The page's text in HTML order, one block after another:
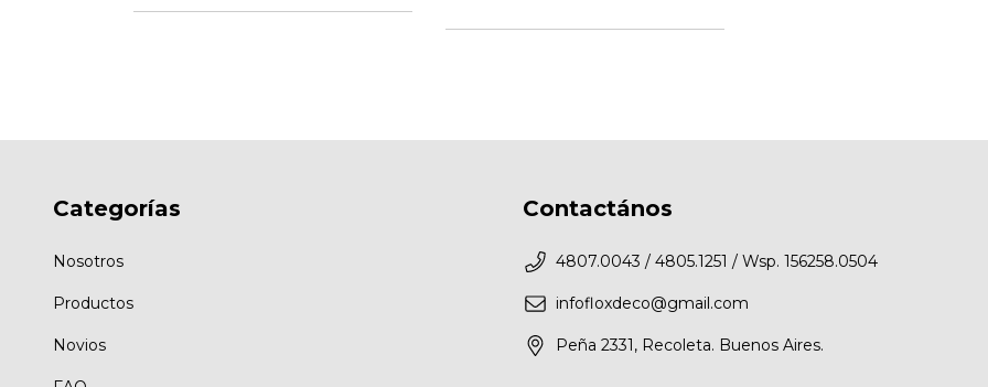
Categorías
Nosotros
Productos
Novios
Contactános
4807.0043 / 4805.1251 / Wsp. 156258.0504
infofloxdeco@gmail.com
Peña 2331, Recoleta. Buenos Aires.